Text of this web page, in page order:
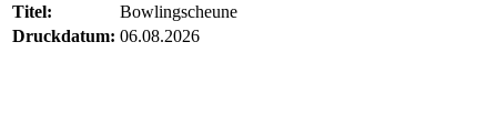
Titel:
Bowlingscheune
Druckdatum: 06.08.2026